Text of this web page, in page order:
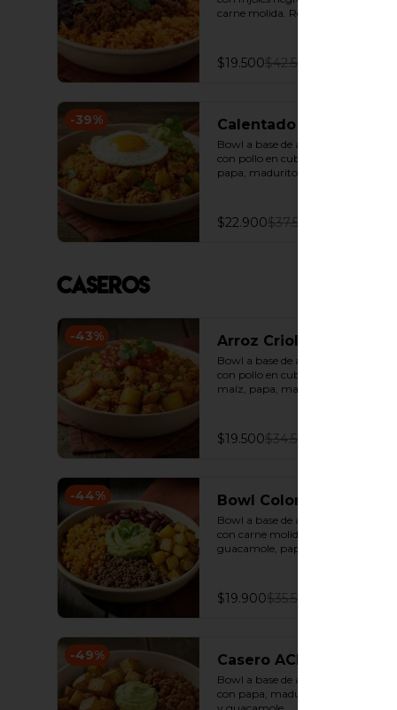
carne molida. Recomendado con
$19.500$42.500
-39% Calentado de pollo
Bowl a base de arroz achiotado
con pollo en cubos, guacamole,
papa, madurito y un toque de
$22.900$37.500
Caseros
-43% Arroz Criollo
Bowl a base de arroz achiotado
con pollo en cubos, salsa criolla,
maíz, papa, madurito y un toque
$19.500$34.500
-44% Bowl Colombiano
Bowl a base de arroz achiotado
con carne molida, fríjol paisa,
guacamole, papa y un toque de
$19.900$35.500
-49% Casero ACPM
Bowl a base de arroz achiotado
con papa, madurito, carne molida